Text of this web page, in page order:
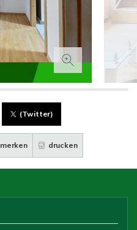
(Twitter)
merken drucken